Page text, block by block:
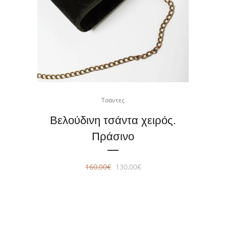
Τσάντες
Βελούδινη τσάντα χειρός.
Πράσινο
160,00€ Original
130,00€Η